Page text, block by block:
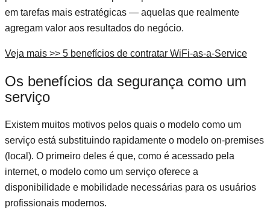
em tarefas mais estratégicas — aquelas que realmente
agregam valor aos resultados do negócio.
Veja mais >> 5 benefícios de contratar WiFi-as-a-Service
Os benefícios da segurança como um
serviço
Existem muitos motivos pelos quais o modelo como um
serviço está substituindo rapidamente o modelo on-premises
(local). O primeiro deles é que, como é acessado pela
internet, o modelo como um serviço oferece a
disponibilidade e mobilidade necessárias para os usuários
profissionais modernos.